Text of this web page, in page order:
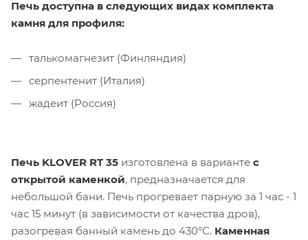
Печь доступна в следующих видах комплекта
камня для профиля:
талькомагнезит (Финляндия)
серпентенит (Италия)
жадеит (Россия)
Печь KLOVER RT 35 изготовлена в варианте с
открытой каменкой, предназначается для
небольшой бани. Печь прогревает парную за 1 час - 1
час 15 минут (в зависимости от качества дров),
разогревая банный камень до 430°С. Каменная